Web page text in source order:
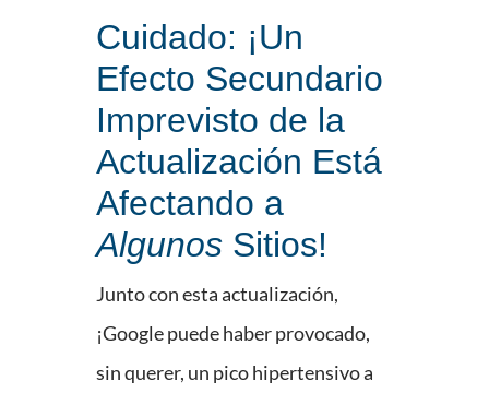
Cuidado: ¡Un
Efecto Secundario
Imprevisto de la
Actualización Está
Afectando a
Algunos Sitios!
Junto con esta actualización,
¡Google puede haber provocado,
sin querer, un pico hipertensivo a